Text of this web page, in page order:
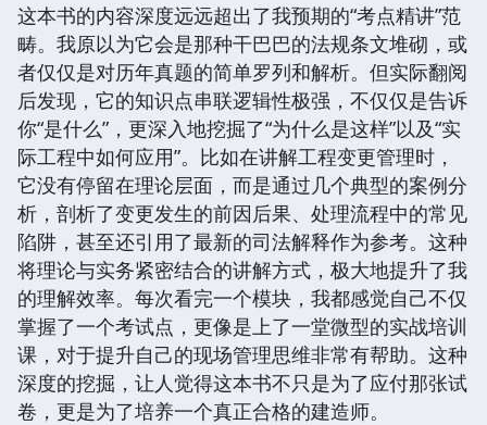
这本书的内容深度远远超出了我预期的“考点精讲”范
畴。我原以为它会是那种干巴巴的法规条文堆砌，或
者仅仅是对历年真题的简单罗列和解析。但实际翻阅
后发现，它的知识点串联逻辑性极强，不仅仅是告诉
你“是什么”，更深入地挖掘了“为什么是这样”以及“实
际工程中如何应用”。比如在讲解工程变更管理时，
它没有停留在理论层面，而是通过几个典型的案例分
析，剖析了变更发生的前因后果、处理流程中的常见
陷阱，甚至还引用了最新的司法解释作为参考。这种
将理论与实务紧密结合的讲解方式，极大地提升了我
的理解效率。每次看完一个模块，我都感觉自己不仅
掌握了一个考试点，更像是上了一堂微型的实战培训
课，对于提升自己的现场管理思维非常有帮助。这种
深度的挖掘，让人觉得这本书不只是为了应付那张试
卷，更是为了培养一个真正合格的建造师。